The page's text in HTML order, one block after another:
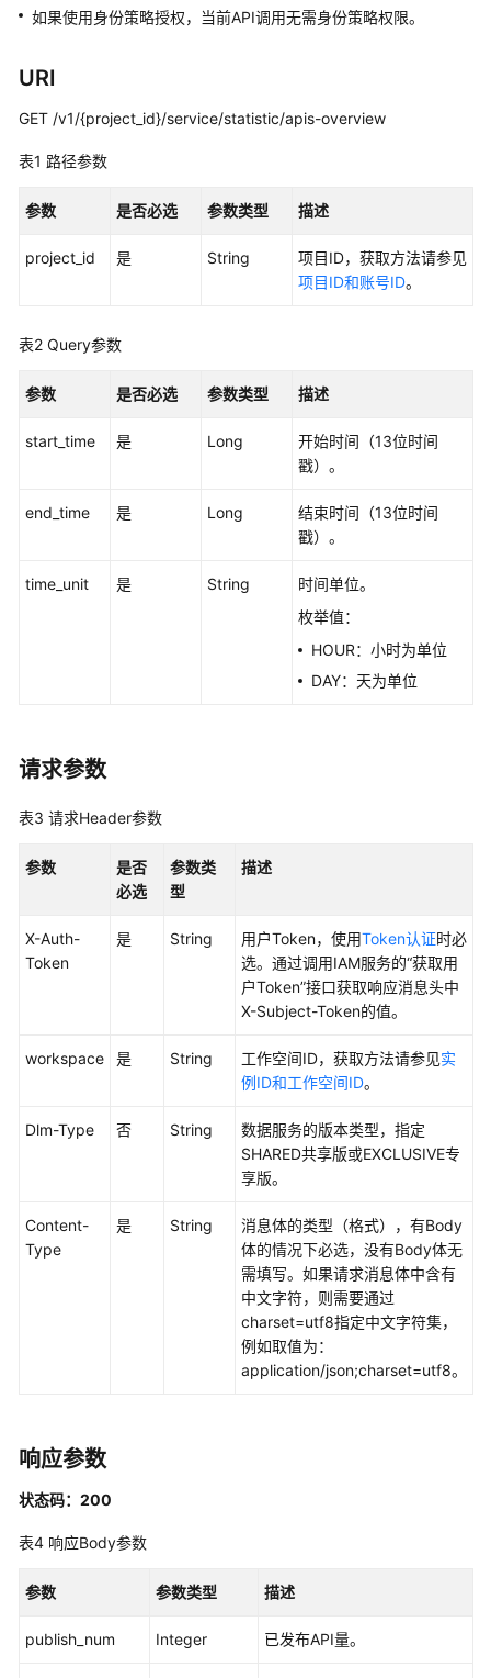
方
快
入
户
佳
实
参
使
览
如
数
API
数
API（V1）
中
API
构
如果使用身份策略授权，当前API调用无需身份策略权限。
URI
GET /v1/{project_id}/service/statistic/apis-overview
表1 路径参数
参数 是否必选 参数类型 描述
project_id 是 String
项目ID，获取方法请参见
项目ID和账号ID。
表2 Query参数
参数 是否必选 参数类型 描述
start_time 是 Long
开始时间（13位时间
戳）。
end_time 是 Long
结束时间（13位时间
戳）。
time_unit 是 String
时间单位。
枚举值：
HOUR：小时为单位
DAY：天为单位
请求参数
表3 请求Header参数
参数
是否
必选
参数类
型
描述
X-Auth-
Token
是 String 用户Token，使用Token认证时必
选。通过调用IAM服务的“获取用
户Token”接口获取响应消息头中
X-Subject-Token的值。
workspace 是 String 工作空间ID，获取方法请参见实
例ID和工作空间ID。
Dlm-Type 否 String
数据服务的版本类型，指定
SHARED共享版或EXCLUSIVE专
享版。
Content-
Type
是 String
消息体的类型（格式），有Body
体的情况下必选，没有Body体无
需填写。如果请求消息体中含有
中文字符，则需要通过
charset=utf8指定中文字符集，
例如取值为：
application/json;charset=utf8。
响应参数
状态码：200
表4 响应Body参数
参数 参数类型 描述
publish_num Integer 已发布API量。